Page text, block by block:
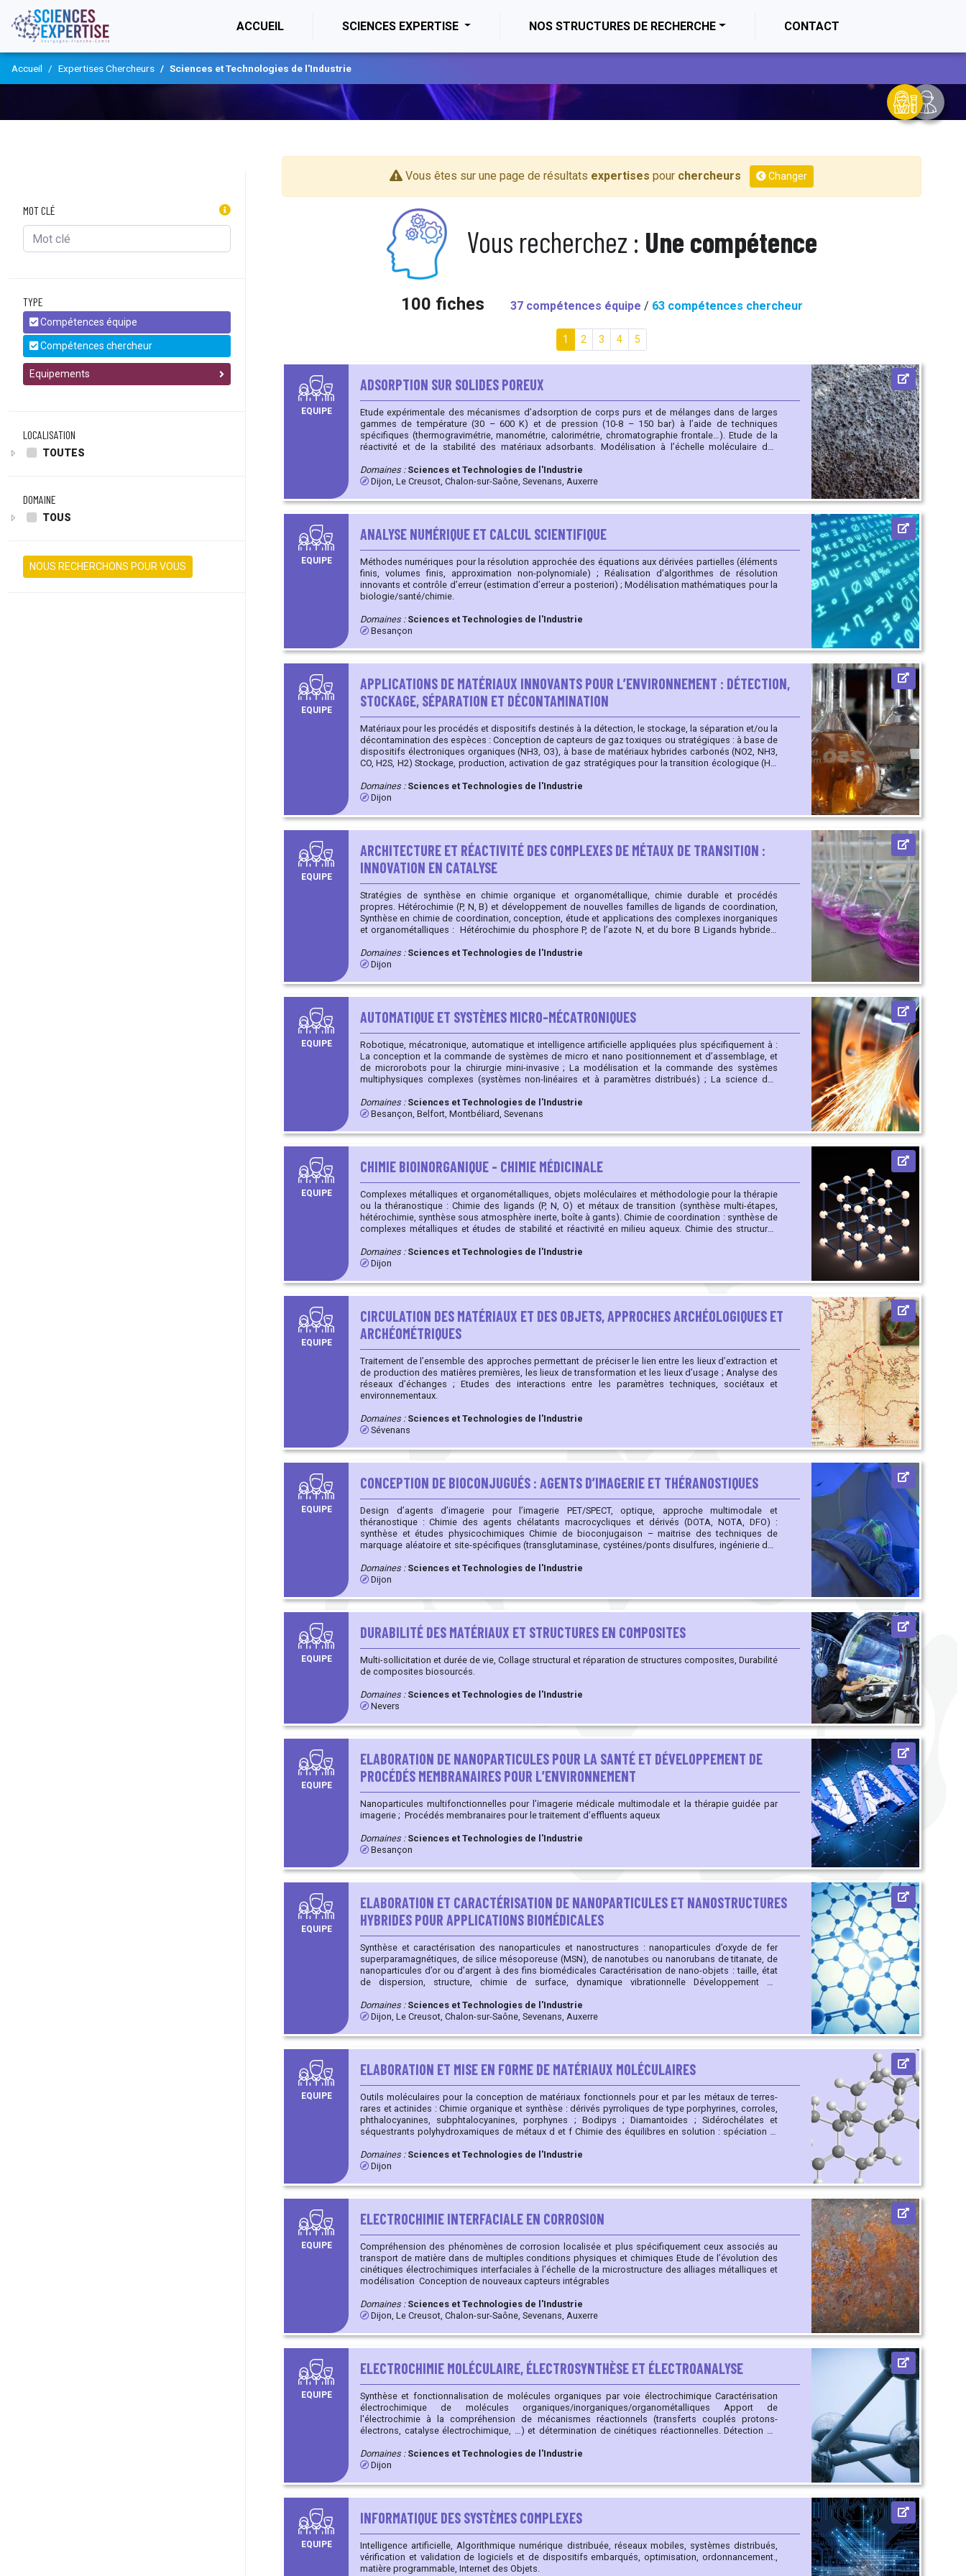
ACCUEIL (CURRENT)SCIENCES EXPERTISE NOS STRUCTURES DE RECHERCHE CONTACT
Accueil Expertises Chercheurs Sciences et Technologies de l'Industrie
MOT CLÉ
TYPE
Compétences équipe
Compétences chercheur
Equipements
LOCALISATION
TOUTES
DOMAINE
TOUS
NOUS RECHERCHONS POUR VOUS
Vous êtes sur une page de résultats expertises pour chercheurs Changer
Vous recherchez : Une compétence
100 fiches 37 compétences équipe / 63 compétences chercheur
1 2 3 4 5
EQUIPE
ADSORPTION SUR SOLIDES POREUX
Etude expérimentale des mécanismes d’adsorption de corps purs et de mélanges dans de larges
gammes de température (30 – 600 K) et de pression (10-8 – 150 bar) à l’aide de techniques
spécifiques (thermogravimétrie, manométrie, calorimétrie, chromatographie frontale…). Etude de la
réactivité et de la stabilité des matériaux adsorbants. Modélisation à l’échelle moléculaire des
Fonctionnelle de la Densité. Matériaux étudiés : zéolithes, silices, charbons actifs, MOFs (Metal
Organic Frameworks), minéraux argileux, liège, bois de chêne… Fluides adsorbés : eau, COVs, azote,
Domaines : Sciences et Technologies de l'Industrie
Dijon, Le Creusot, Chalon-sur-Saône, Sevenans, Auxerre
EQUIPE
ANALYSE NUMÉRIQUE ET CALCUL SCIENTIFIQUE
Méthodes numériques pour la résolution approchée des équations aux dérivées partielles (éléments
finis, volumes finis, approximation non-polynomiale) ; Réalisation d’algorithmes de résolution
innovants et contrôle d’erreur (estimation d’erreur a posteriori) ; Modélisation mathématiques pour la
biologie/santé/chimie.
Domaines : Sciences et Technologies de l'Industrie
Besançon
EQUIPE
APPLICATIONS DE MATÉRIAUX INNOVANTS POUR L’ENVIRONNEMENT : DÉTECTION,
STOCKAGE, SÉPARATION ET DÉCONTAMINATION
Matériaux pour les procédés et dispositifs destinés à la détection, le stockage, la séparation et/ou la
décontamination des espèces : Conception de capteurs de gaz toxiques ou stratégiques : à base de
dispositifs électroniques organiques (NH3, O3), à base de matériaux hybrides carbonés (NO2, NH3,
CO, H2S, H2) Stockage, production, activation de gaz stratégiques pour la transition écologique (H2,
gaz par des structures Metal-Organic Framework (MOF) ou Covalent Organic Frameworks (COF) Mise
en œuvre de techniques pour l'évaluation de l'efficacité des matériaux : adsorption de gaz purs et
chélateurs sélectifs immobilisés sur des supports organiques ou inorganiques (hybrides
organiques-inorganiques mésoporeux) Procédés d'extraction solide/liquide, de purification,
nouveaux dispositifs analytiques (capteurs passifs de terrain)
Domaines : Sciences et Technologies de l'Industrie
Dijon
EQUIPE
ARCHITECTURE ET RÉACTIVITÉ DES COMPLEXES DE MÉTAUX DE TRANSITION :
INNOVATION EN CATALYSE
Stratégies de synthèse en chimie organique et organométallique, chimie durable et procédés
propres. Hétérochimie (P, N, B) et développement de nouvelles familles de ligands de coordination,
Synthèse en chimie de coordination, conception, étude et applications des complexes inorganiques
et organométalliques : Hétérochimie du phosphore P, de l’azote N, et du bore B Ligands hybrides,
phenoxyamidines, phosphines ferrocénique, phosphines chirale, carbènes Chimie du
cyclopentadiène et dérivés métalliques (lithium, sodium), aromatiques et hétéroaromatiques Chimie
Caractérisation (DRX, RMN, modélisation), réactivité des complexes de métaux de transition et
catalyse
Domaines : Sciences et Technologies de l'Industrie
Dijon
EQUIPE
AUTOMATIQUE ET SYSTÈMES MICRO-MÉCATRONIQUES
Robotique, mécatronique, automatique et intelligence artificielle appliquées plus spécifiquement à :
La conception et la commande de systèmes de micro et nano positionnement et d’assemblage, et
de microrobots pour la chirurgie mini-invasive ; La modélisation et la commande des systèmes
multiphysiques complexes (systèmes non-linéaires et à paramètres distribués) ; La science des
au médical et à la gestion de l’énergie.
Domaines : Sciences et Technologies de l'Industrie
Besançon, Belfort, Montbéliard, Sevenans
EQUIPE
CHIMIE BIOINORGANIQUE - CHIMIE MÉDICINALE
Complexes métalliques et organométalliques, objets moléculaires et méthodologie pour la thérapie
ou la théranostique : Chimie des ligands (P, N, O) et métaux de transition (synthèse multi-étapes,
hétérochimie, synthèse sous atmosphère inerte, boîte à gants). Chimie de coordination : synthèse de
complexes métalliques et études de stabilité et réactivité en milieu aqueux. Chimie des structures
du phosphore, des acides aminés.
Domaines : Sciences et Technologies de l'Industrie
Dijon
EQUIPE
CIRCULATION DES MATÉRIAUX ET DES OBJETS, APPROCHES ARCHÉOLOGIQUES ET
ARCHÉOMÉTRIQUES
Traitement de l’ensemble des approches permettant de préciser le lien entre les lieux d’extraction et
de production des matières premières, les lieux de transformation et les lieux d’usage ; Analyse des
réseaux d’échanges ; Etudes des interactions entre les paramètres techniques, sociétaux et
environnementaux.
Domaines : Sciences et Technologies de l'Industrie
Sévenans
EQUIPE
CONCEPTION DE BIOCONJUGUÉS : AGENTS D’IMAGERIE ET THÉRANOSTIQUES
Design d’agents d’imagerie pour l’imagerie PET/SPECT, optique, approche multimodale et
théranostique : Chimie des agents chélatants macrocycliques et dérivés (DOTA, NOTA, DFO) :
synthèse et études physicochimiques Chimie de bioconjugaison – maitrise des techniques de
marquage aléatoire et site-spécifiques (transglutaminase, cystéines/ponts disulfures, ingénierie des
conjugués peptidiques pour l’imagerie et la thérapie Développement de méthodes analytiques pour
la caractérisation de bioconjugués (techniques chromatographiques, spectrométrie de masse)
Domaines : Sciences et Technologies de l'Industrie
Dijon
EQUIPE
DURABILITÉ DES MATÉRIAUX ET STRUCTURES EN COMPOSITES
Multi-sollicitation et durée de vie, Collage structural et réparation de structures composites, Durabilité
de composites biosourcés.
Domaines : Sciences et Technologies de l'Industrie
Nevers
EQUIPE
ELABORATION DE NANOPARTICULES POUR LA SANTÉ ET DÉVELOPPEMENT DE
PROCÉDÉS MEMBRANAIRES POUR L’ENVIRONNEMENT
Nanoparticules multifonctionnelles pour l’imagerie médicale multimodale et la thérapie guidée par
imagerie ; Procédés membranaires pour le traitement d’effluents aqueux
Domaines : Sciences et Technologies de l'Industrie
Besançon
EQUIPE
ELABORATION ET CARACTÉRISATION DE NANOPARTICULES ET NANOSTRUCTURES
HYBRIDES POUR APPLICATIONS BIOMÉDICALES
Synthèse et caractérisation des nanoparticules et nanostructures : nanoparticules d’oxyde de fer
superparamagnétiques, de silice mésoporeuse (MSN), de nanotubes ou nanorubans de titanate, de
nanoparticules d’or ou d’argent à des fins biomédicales Caractérisation de nano-objets : taille, état
de dispersion, structure, chimie de surface, dynamique vibrationnelle Développement de
l’innocuité des nanoparticules
Domaines : Sciences et Technologies de l'Industrie
Dijon, Le Creusot, Chalon-sur-Saône, Sevenans, Auxerre
EQUIPE
ELABORATION ET MISE EN FORME DE MATÉRIAUX MOLÉCULAIRES
Outils moléculaires pour la conception de matériaux fonctionnels pour et par les métaux de terres-
rares et actinides : Chimie organique et synthèse : dérivés pyrroliques de type porphyrines, corroles,
phthalocyanines, subphtalocyanines, porphynes ; Bodipys ; Diamantoides ; Sidérochélates et
séquestrants polyhydroxamiques de métaux d et f Chimie des équilibres en solution : spéciation et
chélateurs d'espèces ionique Synthèse sans solvant de complexes à transfert de charge Synthèse et
caractérisation de polymères fonctionnels et résines : applications photovoltaïques et extraction
Framework (MOF) ou Covalent Organic Frameworks (COF) incorporant des polyazamacrocycles, des
dérivés corroles ou des polyaryles rigides Electrosynthèse de polymères conducteurs et matériaux
hybrides polymère-macrocycle Mise en forme de semi-conducteurs moléculaires en couches
minces Synthèse/caractérisation de matériaux hybrides organiques-inorganiques en phase gaz : PVD
et CVD organométallique Synthèse/caractérisation de nanoparticules métalliques en solution
hétérosubstituées en surface (PR2, NR2, SR)
Domaines : Sciences et Technologies de l'Industrie
Dijon
EQUIPE
ELECTROCHIMIE INTERFACIALE EN CORROSION
Compréhension des phénomènes de corrosion localisée et plus spécifiquement ceux associés au
transport de matière dans de multiples conditions physiques et chimiques Etude de l’évolution des
cinétiques électrochimiques interfaciales à l’échelle de la microstructure des alliages métalliques et
modélisation Conception de nouveaux capteurs intégrables
Domaines : Sciences et Technologies de l'Industrie
Dijon, Le Creusot, Chalon-sur-Saône, Sevenans, Auxerre
EQUIPE
ELECTROCHIMIE MOLÉCULAIRE, ÉLECTROSYNTHÈSE ET ÉLECTROANALYSE
Synthèse et fonctionnalisation de molécules organiques par voie électrochimique Caractérisation
électrochimique de molécules organiques/inorganiques/organométalliques Apport de
l'électrochimie à la compréhension de mécanismes réactionnels (transferts couplés protons-
électrons, catalyse électrochimique, …) et détermination de cinétiques réactionnelles. Détection de
(antioxydants) Electrofonctionnalisation de surface Electrodépôt de polymères Couplage de
l’électrochimie à d’autres techniques spectroscopiques (UV-visible, Raman, microbalance à quartz)
sous atmosphère contrôlée (ammoniac, ozone, ..)
Domaines : Sciences et Technologies de l'Industrie
Dijon
EQUIPE
INFORMATIQUE DES SYSTÈMES COMPLEXES
Intelligence artificielle, Algorithmique numérique distribuée, réseaux mobiles, systèmes distribués,
vérification et validation de logiciels et de dispositifs embarqués, optimisation, ordonnancement.,
matière programmable, Internet des Objets.